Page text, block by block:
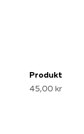
Produkt
45,00 kr